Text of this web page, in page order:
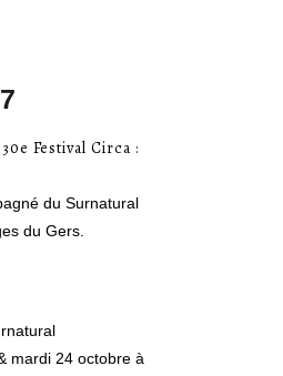
Festival Circa :
du Surnatural
du Gers.
mardi 24 octobre à